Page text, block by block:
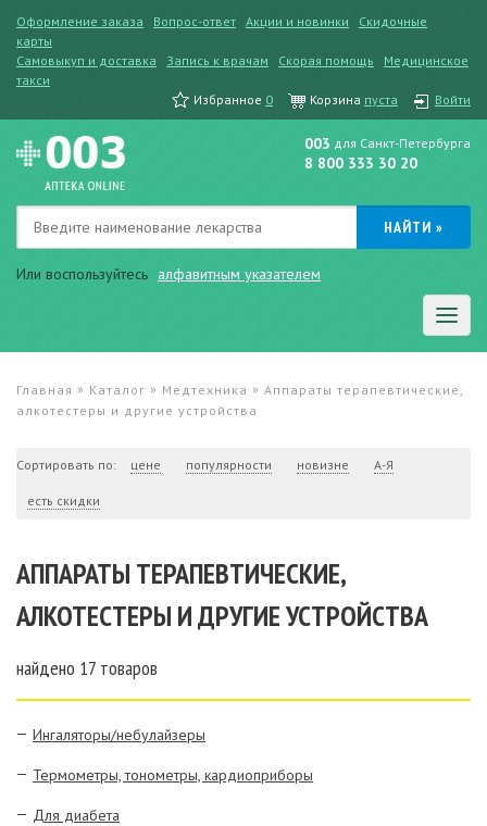
Оформление заказа Вопрос-ответ Акции и новинки
Скидочные
карты
Самовыкуп и доставка
Запись к врачам Скорая помощь
Медицинское
такси
Избранное 0 Корзина пуста Войти
Или воспользуйтесь алфавитным указателем
003 для Санкт-Петербурга
8 800 333 30 20
Главная » Каталог » Медтехника » Аппараты терапевтические,
алкотестеры и другие устройства
Сортировать по: цене популярности новизне А-Я
есть скидки
АППАРАТЫ ТЕРАПЕВТИЧЕСКИЕ,
АЛКОТЕСТЕРЫ И ДРУГИЕ УСТРОЙСТВА
найдено 17 товаров
Ингаляторы/небулайзеры
Термометры, тонометры, кардиоприборы
Для диабета